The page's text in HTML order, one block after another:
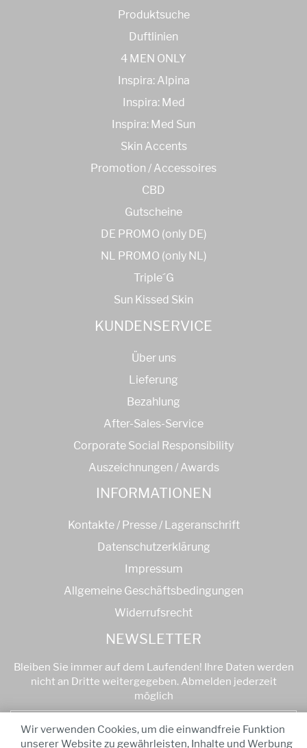
Wir verwenden Cookies, um die einwandfreie Funktion
unserer Website zu gewährleisten, Inhalte und Werbung
Produktsuche
Duftlinien
4 MEN ONLY
Inspira: Alpina
Inspira: Med
Inspira: Med Sun
Skin Accents
Promotion / Accessoires
CBD
Gutscheine
DE PROMO (only DE)
NL PROMO (only NL)
Triple´G
Sun Kissed Skin
KUNDENSERVICE
Über uns
Lieferung
Bezahlung
After-Sales-Service
Corporate Social Responsibility
Auszeichnungen / Awards
INFORMATIONEN
Kontakte / Presse / Lageranschrift
Datenschutzerklärung
Impressum
Allgemeine Geschäftsbedingungen
Widerrufsrecht
NEWSLETTER
Bleiben Sie immer auf dem Laufenden! Ihre Daten werden
nicht an Dritte weitergegeben. Abmelden jederzeit
möglich